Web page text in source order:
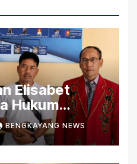
Elisabet
Hukum
Persoalan
BENGKAYANG NEWS